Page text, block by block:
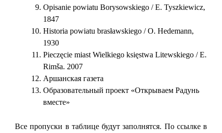
Opisanie powiatu Borysowskiego / E. Tyszkiewicz,
1847
Historia powiatu brasławskiego / O. Hedemann,
1930
Pieczęcie miast Wielkiego księstwa Litewskiego / E.
Rimša. 2007
Аршанская газета
Образовательный проект «Открываем Радунь
вместе»
Все пропуски в таблице будут заполнятся. По ссылке в